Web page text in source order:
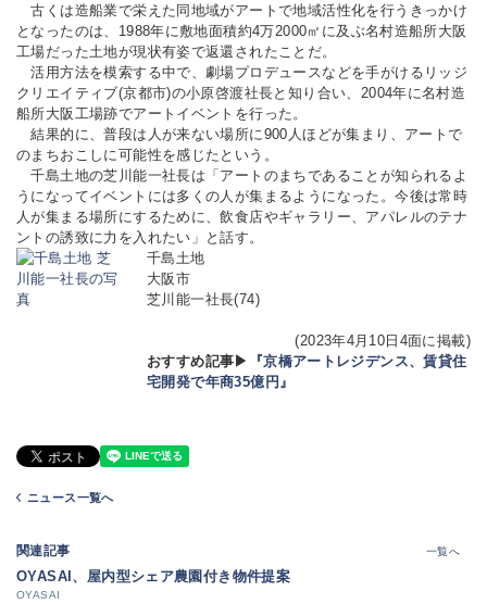
古くは造船業で栄えた同地域がアートで地域活性化を行うきっかけ
となったのは、1988年に敷地面積約4万2000㎡に及ぶ名村造船所大阪
工場だった土地が現状有姿で返還されたことだ。
活用方法を模索する中で、劇場プロデュースなどを手がけるリッジ
クリエイティブ(京都市)の小原啓渡社長と知り合い、2004年に名村造
船所大阪工場跡でアートイベントを行った。
結果的に、普段は人が来ない場所に900人ほどが集まり、アートで
のまちおこしに可能性を感じたという。
千島土地の芝川能一社長は「アートのまちであることが知られるよ
うになってイベントには多くの人が集まるようになった。今後は常時
人が集まる場所にするために、飲食店やギャラリー、アパレルのテナ
ントの誘致に力を入れたい」と話す。
千島土地
大阪市
芝川能一社長(74)
(2023年4月10日4面に掲載)
おすすめ記事▶
『京橋アートレジデンス、賃貸住
宅開発で年商35億円』
ニュース一覧へ
関連記事 一覧へ
OYASAI、屋内型シェア農園付き物件提案
OYASAI